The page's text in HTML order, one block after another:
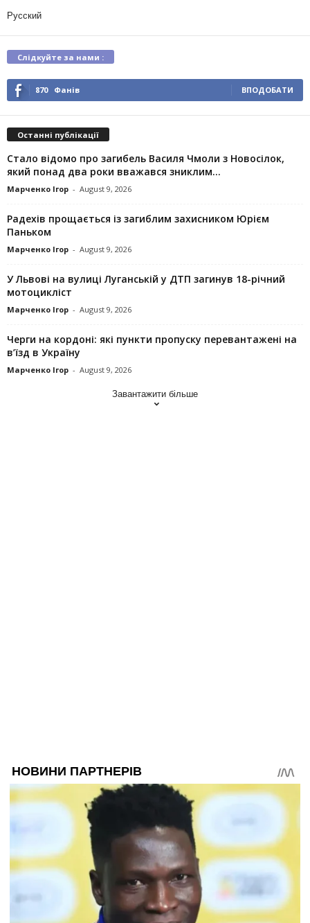
Русский
Слідкуйте за нами :
870 Фанів ВПОДОБАТИ
Останні публікації
Стало відомо про загибель Василя Чмоли з Новосілок,
який понад два роки вважався зниклим...
Марченко Ігор - August 9, 2026
Радехів прощається із загиблим захисником Юрієм
Паньком
Марченко Ігор - August 9, 2026
У Львові на вулиці Луганській у ДТП загинув 18-річний
мотоцикліст
Марченко Ігор - August 9, 2026
Черги на кордоні: які пункти пропуску перевантажені на
в’їзд в Україну
Марченко Ігор - August 9, 2026
Завантажити більше